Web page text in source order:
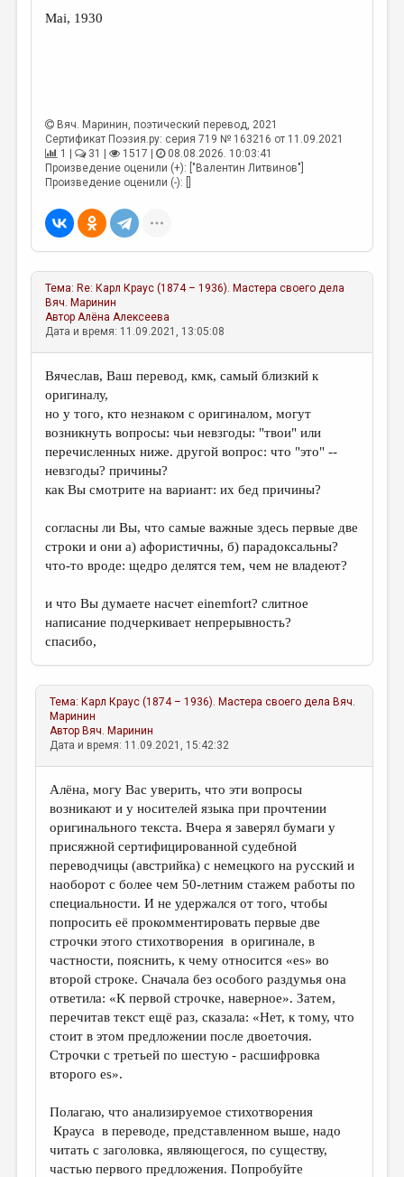
ЛИТЕРАТУРОВЕДЕНИЕ
КУЛЬТУРОВЕДЕНИЕ
ПУБЛИЦИСТИКА
РЕЦЕНЗИРОВАНИЕ
ЦИКЛЫ ПУБЛИКАЦИЙ
ТРЕДИАКОВСКИЙ
МЕДИА
ВКОНТАКТЕ
Маi, 1930
Вяч. Маринин, поэтический перевод, 2021
Сертификат Поэзия.ру: серия 719 № 163216 от 11.09.2021
1 |
31 | 1517 |
08.08.2026. 10:03:41
Произведение оценили (+): ["Валентин Литвинов"]
Произведение оценили (-): []
Тема: Re: Карл Краус (1874 – 1936). Мастера своего дела
Вяч. Маринин
АвторАлёна Алексеева
Дата и время: 11.09.2021, 13:05:08
Вячеслав, Ваш перевод, кмк, самый близкий к
оригиналу,
но у того, кто незнаком с оригиналом, могут
возникнуть вопросы: чьи невзгоды: "твои" или
перечисленных ниже. другой вопрос: что "это" --
невзгоды? причины?
как Вы смотрите на вариант: их бед причины?
согласны ли Вы, что самые важные здесь первые две
строки и они а) афористичны, б) парадоксальны?
что-то вроде: щедро делятся тем, чем не владеют?
и что Вы думаете насчет einemfort? слитное
написание подчеркивает непрерывность?
спасибо,
Тема: Карл Краус (1874 – 1936). Мастера своего дела Вяч.
Маринин
Автор Вяч. Маринин
Дата и время: 11.09.2021, 15:42:32
Алёна, могу Вас уверить, что эти вопросы
возникают и у носителей языка при прочтении
оригинального текста. Вчера я заверял бумаги у
присяжной сертифицированной судебной
переводчицы (австрийка) с немецкого на русский и
наоборот с более чем 50-летним стажем работы по
специальности. И не удержался от того, чтобы
попросить eё прокомментировать первые две
строчки этого стихотворения в оригинале, в
частности, пояснить, к чему относится «es» во
второй строке. Сначала без особого раздумья она
ответила: «К первой строчке, наверное». Затем,
перечитав текст ещё раз, сказала: «Нет, к тому, что
стоит в этом предложении после двоеточия.
Строчки с третьей по шестую - расшифровка
второго es».
Полагаю, что анализируемое стихотворения
Крауса в переводе, представленном выше, надо
читать с заголовка, являющегося, по существу,
частью первого предложения. Попробуйте